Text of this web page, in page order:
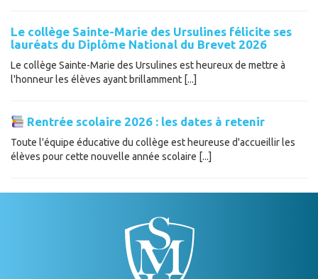
Le collège Sainte-Marie des Ursulines félicite ses
lauréats du Diplôme National du Brevet 2026
Le collège Sainte-Marie des Ursulines est heureux de mettre à
l'honneur les élèves ayant brillamment [...]
Rentrée scolaire 2026 : les dates à retenir
Toute l'équipe éducative du collège est heureuse d'accueillir les
élèves pour cette nouvelle année scolaire [...]